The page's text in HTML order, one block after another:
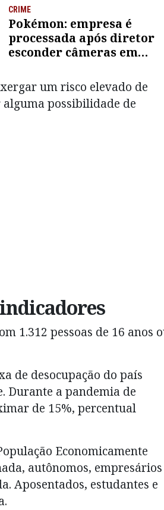
CRIME
Pokémon: empresa é
processada após diretor
esconder câmeras em
um risco elevado de
possibilidade de
1.312 pessoas de 16 anos
de desocupação do país
Durante a pandemia de
de 15%, percentual
Economicamente
autônomos, empresários
Aposentados, estudantes e